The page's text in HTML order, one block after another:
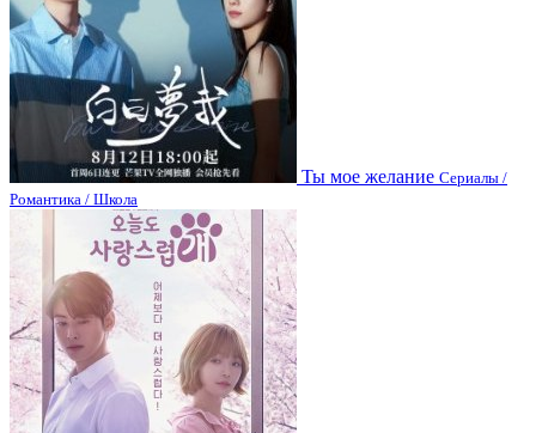
Ты мое желание Сериалы /
Романтика / Школа